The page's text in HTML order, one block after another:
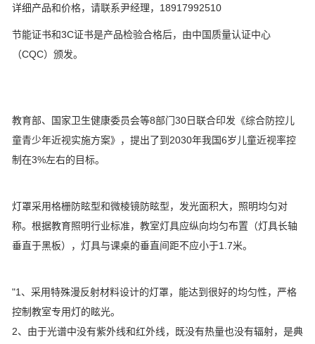
详细产品和价格，请联系尹经理，18917992510
节能证书和3C证书是产品检验合格后，由中国质量认证中心
（CQC）颁发。
教育部、国家卫生健康委员会等8部门30日联合印发《综合防控儿
童青少年近视实施方案》，提出了到2030年我国6岁儿童近视率控
制在3%左右的目标。
灯罩采用格栅防眩型和微棱镜防眩型，发光面积大，照明均匀对
称。根据教育照明行业标准，教室灯具应纵向均匀布置（灯具长轴
垂直于黑板），灯具与课桌的垂直间距不应小于1.7米。
"1、采用特殊漫反射材料设计的灯罩，能达到很好的均匀性，严格
控制教室专用灯的眩光。
2、由于光谱中没有紫外线和红外线，既没有热量也没有辐射，是典